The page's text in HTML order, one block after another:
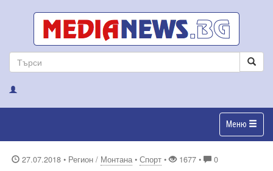
Меню
27.07.2018 • Регион / Монтана • Спорт • 1677 • 0